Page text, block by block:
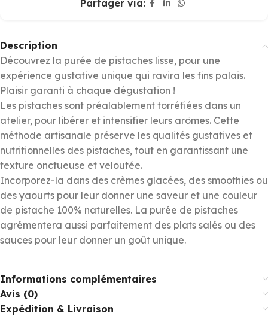
Partager via:
Description
Découvrez la purée de pistaches lisse, pour une
expérience gustative unique qui ravira les fins palais.
Plaisir garanti à chaque dégustation !
Les pistaches sont préalablement torréfiées dans un
atelier, pour libérer et intensifier leurs arômes. Cette
méthode artisanale préserve les qualités gustatives et
nutritionnelles des pistaches, tout en garantissant une
texture onctueuse et veloutée.
Incorporez-la dans des crèmes glacées, des smoothies ou
des yaourts pour leur donner une saveur et une couleur
de pistache 100% naturelles. La purée de pistaches
agrémentera aussi parfaitement des plats salés ou des
sauces pour leur donner un goût unique.
Informations complémentaires
Avis (0)
Expédition & Livraison